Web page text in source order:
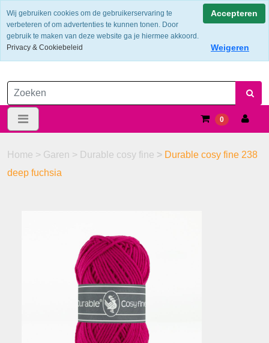
Verzendkosten €6.25 ---> NL: gratis verzending vanaf €60,-
0
Home > Garen > Durable cosy fine > Durable cosy fine 238
deep fuchsia
Wij gebruiken cookies om de gebruikerservaring te
verbeteren of om advertenties te kunnen tonen. Door
gebruik te maken van deze website ga je hiermee akkoord.
Privacy & Cookiebeleid
Accepteren
Weigeren